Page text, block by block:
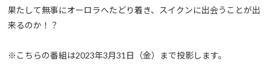
果たして無事にオーロラへたどり着き、スイクンに出会うことが出
来るのか！？
※こちらの番組は2023年3月31日（金）まで投影します。